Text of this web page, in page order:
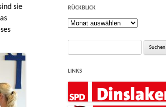
sie
RÜCKBLICK
Rückblick
Suche
LINKS